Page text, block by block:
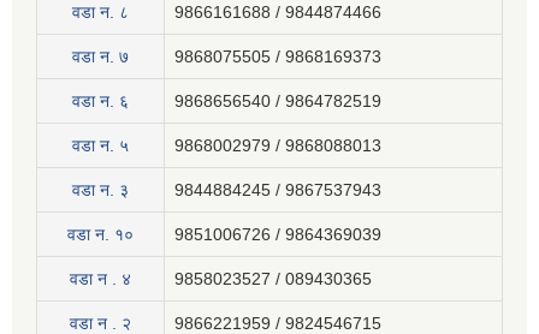
वडा न. ८ 9866161688 / 9844874466
वडा न. ७ 9868075505 / 9868169373
वडा न. ६ 9868656540 / 9864782519
वडा न. ५ 9868002979 / 9868088013
वडा न. ३ 9844884245 / 9867537943
वडा न. १० 9851006726 / 9864369039
वडा न . ४ 9858023527 / 089430365
वडा न . २ 9866221959 / 9824546715